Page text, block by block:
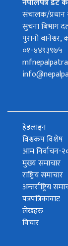
संचालक/प्रधान
सुचना बिभाग
पुरानो बानेश्वर,
०१-४४९३९७५
हेडलाइन
विश्वकप विशेष
आम निर्वाचन-
मुख्य समाचार
राष्ट्रिय समाचार
अन्तर्राष्ट्रिय
पत्रपत्रिकावाट
लेखहरु
विचार